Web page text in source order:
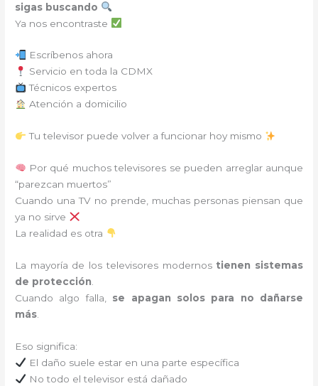
sigas buscando
Ya nos encontraste
Escríbenos ahora
Servicio en toda la CDMX
Técnicos expertos
Atención a domicilio
Tu televisor puede volver a funcionar hoy mismo
Por qué muchos televisores se pueden arreglar aunque
“parezcan muertos”
Cuando una TV no prende, muchas personas piensan que
ya no sirve
La realidad es otra
La mayoría de los televisores modernos tienen sistemas
de protección
Cuando algo falla, se apagan solos para no dañarse
más
Eso significa:
El daño suele estar en una parte específica
No todo el televisor está dañado